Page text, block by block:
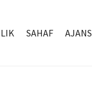
SAHAF AJANS